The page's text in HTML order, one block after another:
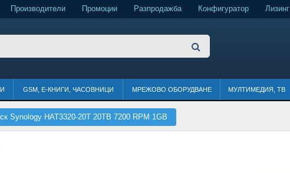
Производители Промоции Разпродажба Конфигуратор Лизинг
GSM, Е-КНИГИ, ЧАСОВНИЦИ МРЕЖОВО ОБОРУДВАНЕ МУЛТИМЕДИЯ, ТВ
Synology HAT3320-20T 20TB 7200 RPM 1GB